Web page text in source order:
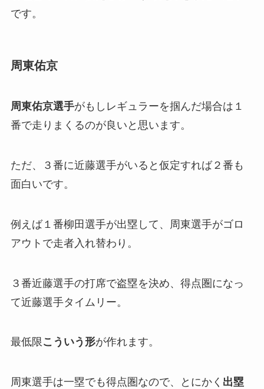
です。
周東佑京
周東佑京選手がもしレギュラーを掴んだ場合は１
番で走りまくるのが良いと思います。
ただ、３番に近藤選手がいると仮定すれば２番も
面白いです。
例えば１番柳田選手が出塁して、周東選手がゴロ
アウトで走者入れ替わり。
３番近藤選手の打席で盗塁を決め、得点圏になっ
て近藤選手タイムリー。
最低限 こういう形が作れます。
周東選手は一塁でも得点圏なので、とにかく 出塁